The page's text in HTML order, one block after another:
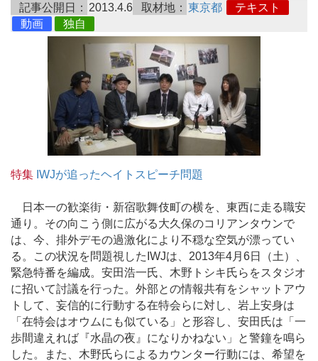
記事公開日： 2013.4.6 取材地： 東京都
テキスト
動画
独自
特集 IWJが追ったヘイトスピーチ問題
日本一の歓楽街・新宿歌舞伎町の横を、東西に走る職安
通り。その向こう側に広がる大久保のコリアンタウンで
は、今、排外デモの過激化により不穏な空気が漂ってい
る。この状況を問題視したIWJは、2013年4月6日（土）、
緊急特番を編成。安田浩一氏、木野トシキ氏らをスタジオ
に招いて討議を行った。外部との情報共有をシャットアウ
トして、妄信的に行動する在特会らに対し、岩上安身は
「在特会はオウムにも似ている」と形容し、安田氏は「一
歩間違えれば『水晶の夜』になりかねない」と警鐘を鳴ら
した。また、木野氏らによるカウンター行動には、希望を